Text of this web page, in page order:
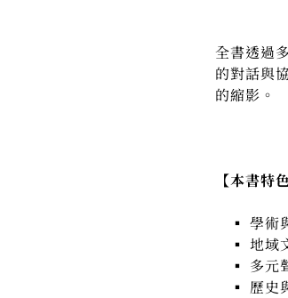
全書透過
的對話與
的縮影。
【本書特色
▪︎ 學術
▪︎ 地域
▪︎ 多元
▪︎ 歷史